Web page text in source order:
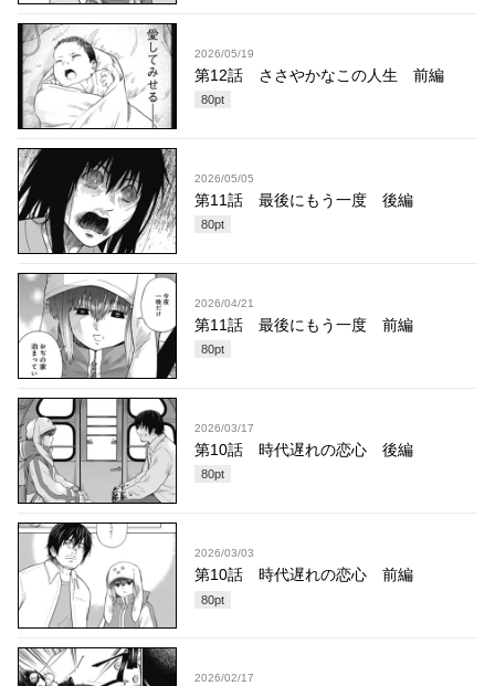
2026/05/19
第12話 ささやかなこの人生 前編
80pt
2026/05/05
第11話 最後にもう一度 後編
80pt
2026/04/21
第11話 最後にもう一度 前編
80pt
2026/03/17
第10話 時代遅れの恋心 後編
80pt
2026/03/03
第10話 時代遅れの恋心 前編
80pt
2026/02/17